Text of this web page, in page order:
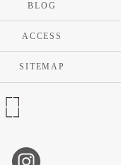
BLOG
ACCESS
SITEMAP